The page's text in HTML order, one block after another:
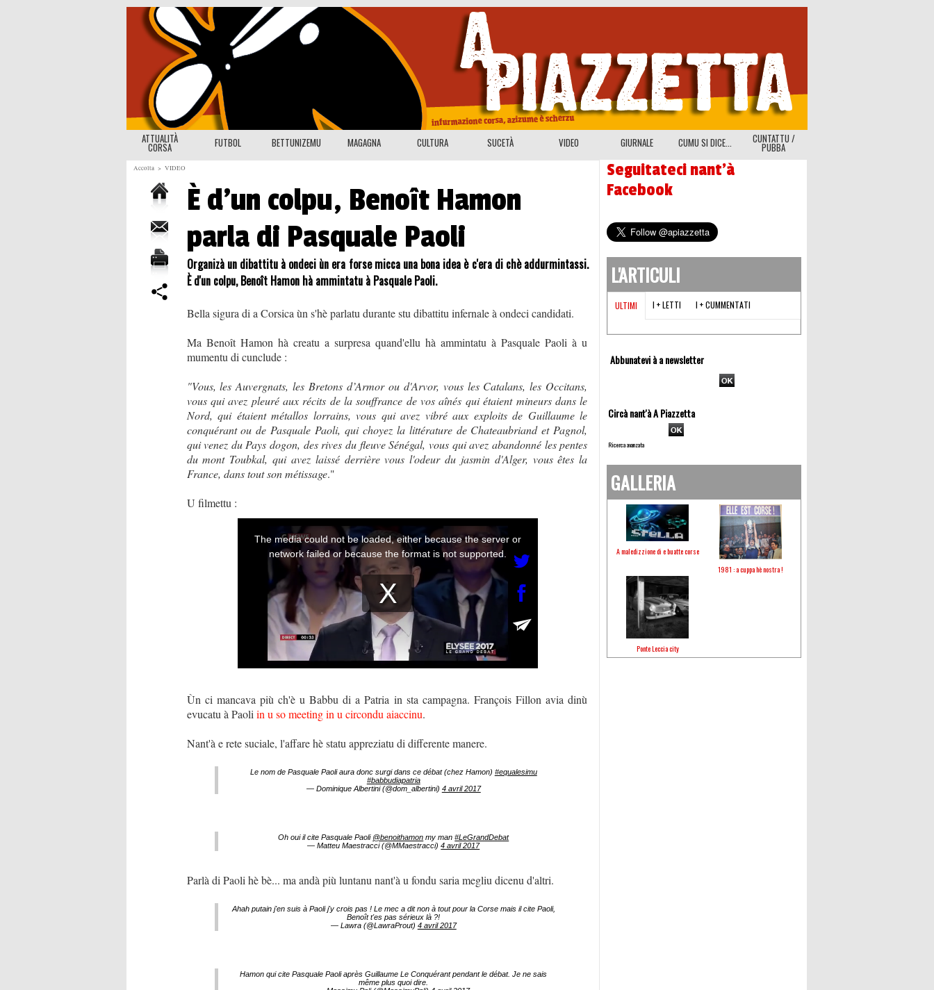
ATTUALITÀ
CORSA FUTBOL BETTUNIZEMU MAGAGNA CULTURA SUCETÀ VIDEO GIURNALE CUMU SI DICE... CUNTATTU /
PUBBA
Accolta > VIDEO
È d'un colpu, Benoît Hamon
parla di Pasquale Paoli
Organizà un dibattitu à ondeci ùn era forse micca una bona idea è c'era di chè addurmintassi.
È d'un colpu, Benoît Hamon hà ammintatu à Pasquale Paoli.
Bella sigura di a Corsica ùn s'hè parlatu durante stu dibattitu infernale à ondeci candidati.
Ma Benoît Hamon hà creatu a surpresa quand'ellu hà ammintatu à Pasquale Paoli à u
mumentu di cunclude :
"Vous, les Auvergnats, les Bretons d’Armor ou d'Arvor, vous les Catalans, les Occitans,
vous qui avez pleuré aux récits de la souffrance de vos aînés qui étaient mineurs dans le
Nord, qui étaient métallos lorrains, vous qui avez vibré aux exploits de Guillaume le
conquérant ou de Pasquale Paoli, qui choyez la littérature de Chateaubriand et Pagnol,
qui venez du Pays dogon, des rives du fleuve Sénégal, vous qui avez abandonné les pentes
du mont Toubkal, qui avez laissé derrière vous l'odeur du jasmin d'Alger, vous êtes la
France, dans tout son métissage."
U filmettu :
Ùn ci mancava più ch'è u Babbu di a Patria in sta campagna. François Fillon avia dinù
evucatu à Paoli in u so meeting in u circondu aiaccinu.
Nant'à e rete suciale, l'affare hè statu appreziatu di differente manere.
Le nom de Pasquale Paoli aura donc surgi dans ce débat (chez Hamon) #equalesimu
#babbudiapatria
— Dominique Albertini (@dom_albertini) 4 avril 2017
Oh oui il cite Pasquale Paoli @benoithamon my man#LeGrandDebat
— Matteu Maestracci (@MMaestracci)4 avril 2017
Parlà di Paoli hè bè... ma andà più luntanu nant'à u fondu saria megliu dicenu d'altri.
Ahah putain j'en suis à Paoli j'y crois pas ! Le mec a dit non à tout pour la Corse mais il cite Paoli,
Benoît t'es pas sérieux là ?!
— Lawra (@LawraProut) 4 avril 2017
Hamon qui cite Pasquale Paoli après Guillaume Le Conquérant pendant le débat. Je ne sais
même plus quoi dire.
Seguitateci nant'à
Facebook
L'ARTICULI
ULTIMI I + LETTI I + CUMMENTATI
Abbunatevi à a newsletter
Circà nant'à A Piazzetta
Ricerca avanzata
GALLERIA
A maledizzione di e buatte corse
1981 : a cuppa hè nostra !
Ponte Leccia city